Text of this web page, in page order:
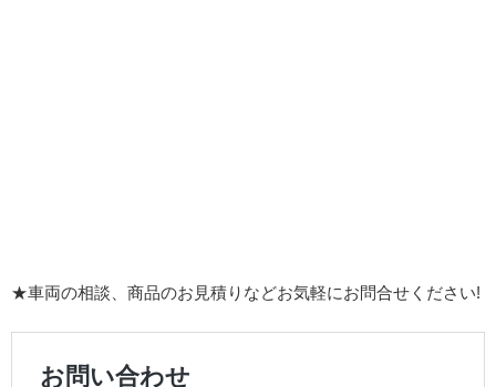
★車両の相談、商品のお見積りなどお気軽にお問合せください!